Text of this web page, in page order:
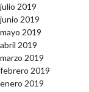
julio 2019
junio 2019
mayo 2019
abril 2019
marzo 2019
febrero 2019
enero 2019